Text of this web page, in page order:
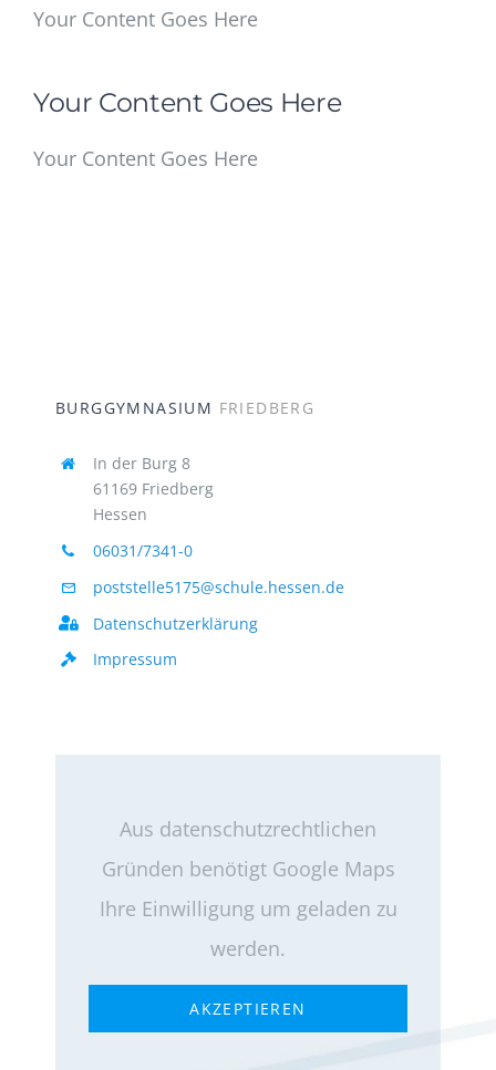
Your Content Goes Here
Your Content Goes Here
Your Content Goes Here
BURGGYMNASIUM FRIEDBERG
In der Burg 8
61169 Friedberg
Hessen
06031/7341-0
poststelle5175@schule.hessen.de
Datenschutzerklärung
Impressum
Aus datenschutzrechtlichen
Gründen benötigt Google Maps
Ihre Einwilligung um geladen zu
werden.
AKZEPTIEREN